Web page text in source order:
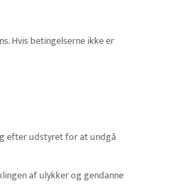
Hvis betingelserne ikke er
efter udstyret for at undgå
af ​​ulykker og gendanne